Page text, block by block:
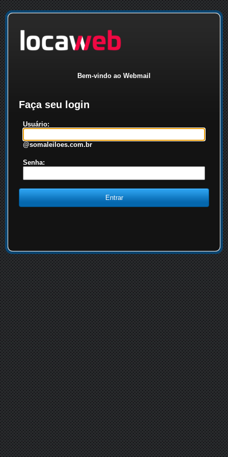
Bem-vindo ao Webmail
Faça seu login
Usuário:
@somaleiloes.com.br
Senha: